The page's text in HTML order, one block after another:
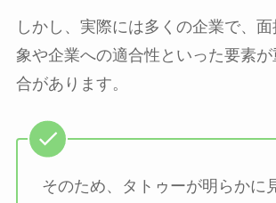
しかし、実際には多くの企業で、
象や企業への適合性といった要素
合があります。
そのため、タトゥーが明らかに